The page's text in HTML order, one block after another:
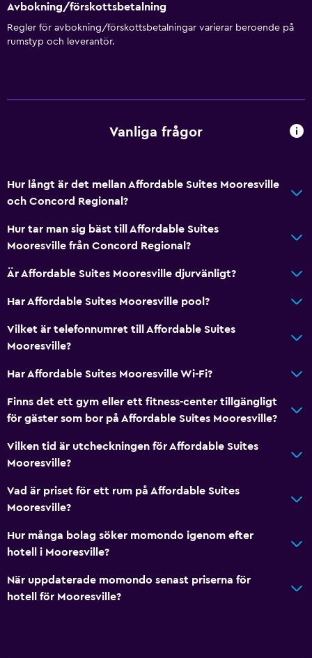
Avbokning/förskottsbetalning
Regler för avbokning/förskottsbetalningar varierar beroende på
rumstyp och leverantör.
Vanliga frågor
Hur långt är det mellan Affordable Suites Mooresville
och Concord Regional?
Hur tar man sig bäst till Affordable Suites
Mooresville från Concord Regional?
Är Affordable Suites Mooresville djurvänligt?
Har Affordable Suites Mooresville pool?
Vilket är telefonnumret till Affordable Suites
Mooresville?
Har Affordable Suites Mooresville Wi-Fi?
Finns det ett gym eller ett fitness-center tillgängligt
för gäster som bor på Affordable Suites Mooresville?
Vilken tid är utcheckningen för Affordable Suites
Mooresville?
Vad är priset för ett rum på Affordable Suites
Mooresville?
Hur många bolag söker momondo igenom efter
hotell i Mooresville?
När uppdaterade momondo senast priserna för
hotell för Mooresville?